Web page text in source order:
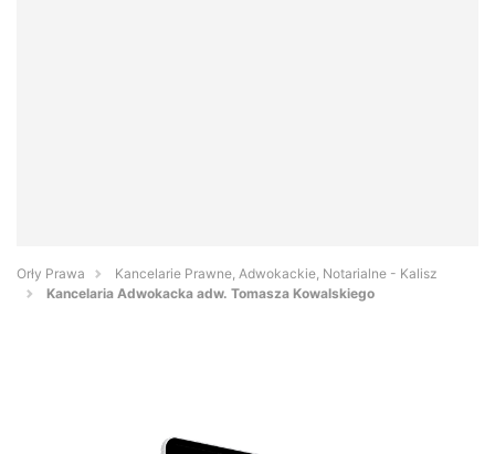
Orły Prawa
Kancelarie Prawne, Adwokackie, Notarialne - Kalisz
Kancelaria Adwokacka adw. Tomasza Kowalskiego